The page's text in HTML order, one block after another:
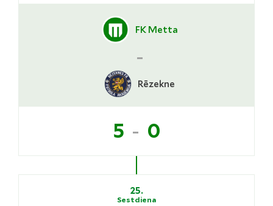
FK Metta
-
Rēzekne
5 - 0
25.
Sestdiena